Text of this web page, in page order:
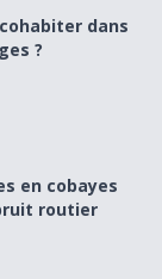
dans
?
en cobayes
routier